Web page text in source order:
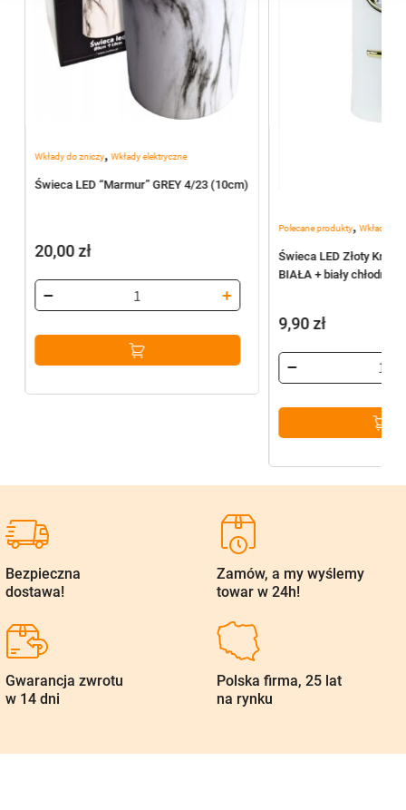
Wkłady do zniczy, Wkłady elektryczne
Świeca LED “Marmur” GREY 4/23 (10cm)
20,00zł
Polecane produkty,Wkłady do
Świeca LED Złoty
BIAŁA + biały chłodny
9,90zł
Bezpieczna
dostawa!
Zamów, a my wyślemy
towar w 24h!
Gwarancja zwrotu
w 14 dni
Polska firma, 25 lat
na rynku